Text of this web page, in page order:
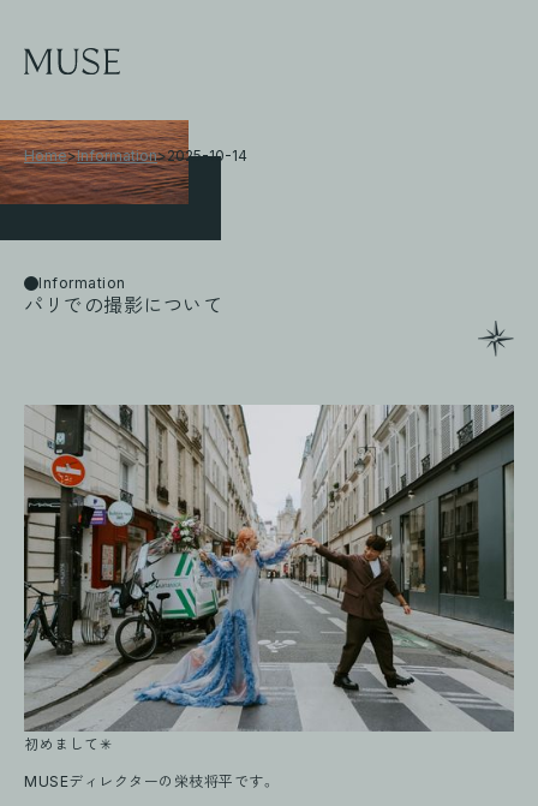
Home>Information>2025-10-14
Information
パリでの撮影について
初めまして✳︎
MUSEディレクターの栄枝将平です。